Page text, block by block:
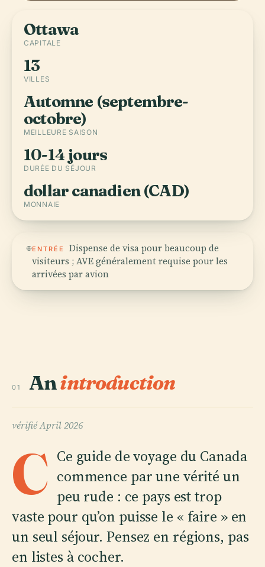
Ottawa
CAPITALE
13
VILLES
Automne (septembre-
octobre)
MEILLEURE SAISON
10-14 jours
DURÉE DU SÉJOUR
dollar canadien (CAD)
MONNAIE
ENTRÉE
Dispense de visa pour beaucoup de
visiteurs ; AVE généralement requise pour les
arrivées par avion
01 Anintroduction
vérifiéApril 2026
C Ce guide de voyage du Canada
commence par une vérité un
peu rude : ce pays est trop
vaste pour qu’on puisse le « faire » en
un seul séjour. Pensez en régions, pas
en listes à cocher.